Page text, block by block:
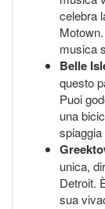
celebra
musica
Belle
questo
Puoi
una
unica,
Detroit.
sua